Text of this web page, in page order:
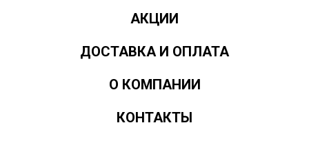
АКЦИИ
ДОСТАВКА И ОПЛАТА
О КОМПАНИИ
КОНТАКТЫ